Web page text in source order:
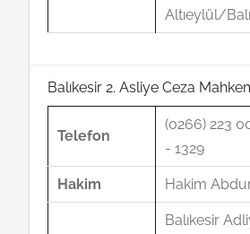
Altıeylül/
Balıkesir 2. Asliye Ceza
Telefon
(0266) 223
- 1329
Hakim Hakim
Balıkesir